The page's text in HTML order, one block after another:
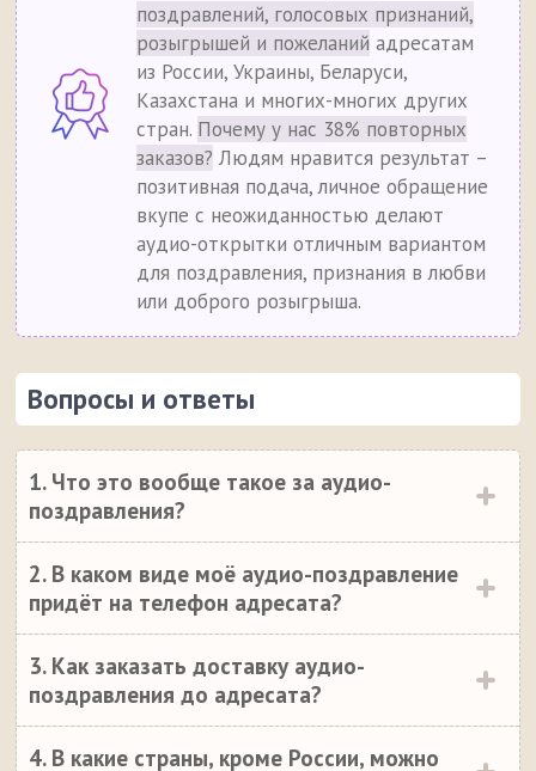
поздравлений, голосовых признаний,
розыгрышей и пожеланий адресатам
из России, Украины, Беларуси,
Казахстана и многих-многих других
стран. Почему у нас 38% повторных
заказов? Людям нравится результат –
позитивная подача, личное обращение
вкупе с неожиданностью делают
аудио-открытки отличным вариантом
для поздравления, признания в любви
или доброго розыгрыша.
Вопросы и ответы
1. Что это вообще такое за аудио-
поздравления?
2. В каком виде моё аудио-поздравление
придёт на телефон адресата?
3. Как заказать доставку аудио-
поздравления до адресата?
4. В какие страны, кроме России, можно